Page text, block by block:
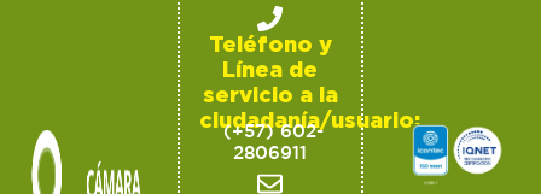
Teléfono y
Línea de
servicio a la
ciudadanía/usuario:
(+57) 602-
2806911